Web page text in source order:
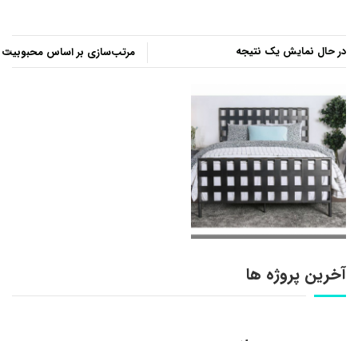
در حال نمایش یک نتیجه
آخرین پروژه ها